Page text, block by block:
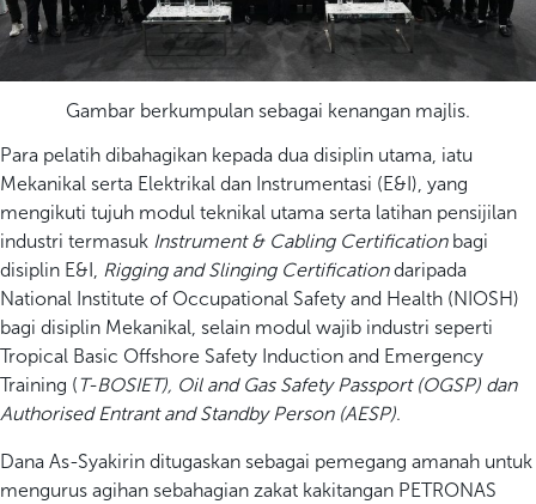
Gambar berkumpulan sebagai kenangan majlis.
Para pelatih dibahagikan kepada dua disiplin utama, iatu
Mekanikal serta Elektrikal dan Instrumentasi (E&I), yang
mengikuti tujuh modul teknikal utama serta latihan pensijilan
industri termasuk Instrument & Cabling Certificationbagi
disiplin E&I, Rigging and Slinging Certificationdaripada
National Institute of Occupational Safety and Health (NIOSH)
bagi disiplin Mekanikal, selain modul wajib industri seperti
Tropical Basic Offshore Safety Induction and Emergency
Training (T-BOSIET), Oil and Gas Safety Passport (OGSP) dan
Authorised Entrant and Standby Person (AESP).
Dana As-Syakirin ditugaskan sebagai pemegang amanah untuk
mengurus agihan sebahagian zakat kakitangan PETRONAS